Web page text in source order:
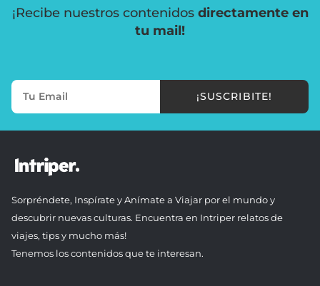
¡Recibe nuestros contenidos directamente en
tu mail!
¡SUSCRIBITE!
Sorpréndete, Inspírate y Anímate a Viajar por el mundo y
descubrir nuevas culturas. Encuentra en Intriper relatos de
viajes, tips y mucho más!
Tenemos los contenidos que te interesan.